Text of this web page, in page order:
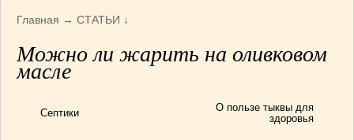
Армянская (4)
Грузинская (10)
Индийская
Итальянская
Главная → СТАТЬИ ↓
Можно ли жарить на оливковом
масле
Септики
О пользе тыквы для
здоровья